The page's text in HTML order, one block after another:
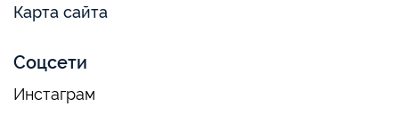
Карта сайта
Соцсети
Инстаграм